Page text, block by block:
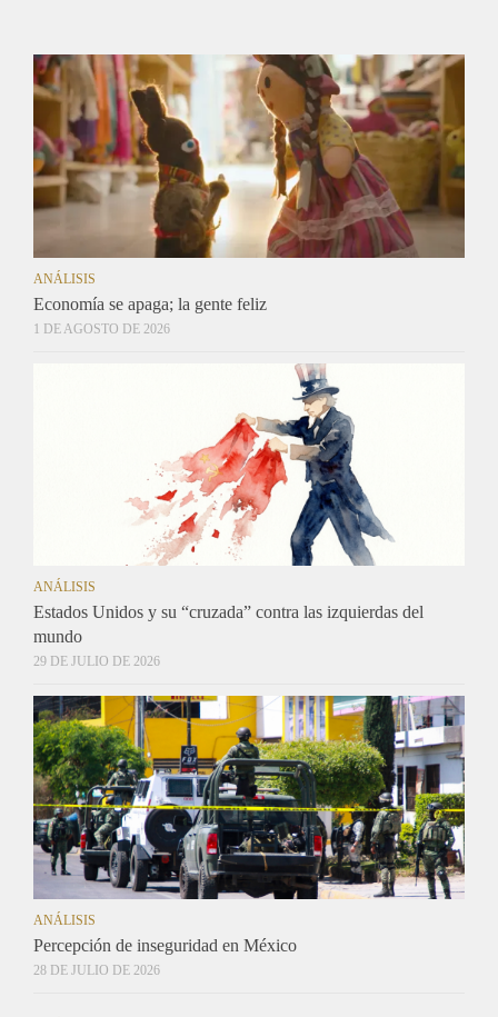
ANÁLISIS
Economía se apaga; la gente feliz
1 DE AGOSTO DE 2026
ANÁLISIS
Estados Unidos y su “cruzada” contra las izquierdas del
mundo
29 DE JULIO DE 2026
ANÁLISIS
Percepción de inseguridad en México
28 DE JULIO DE 2026